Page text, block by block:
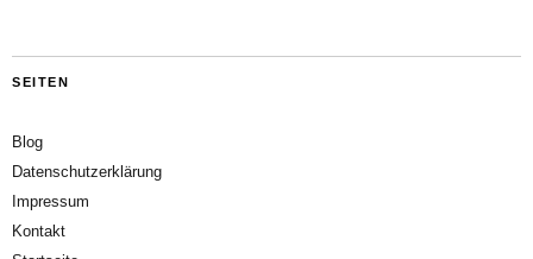
SEITEN
Blog
Datenschutzerklärung
Impressum
Kontakt